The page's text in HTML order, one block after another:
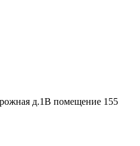
д.1В помещение 155